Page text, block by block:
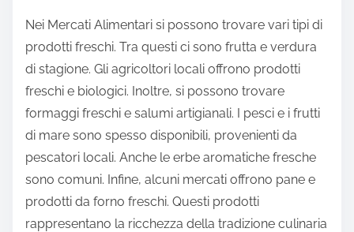
Nei Mercati Alimentari si possono trovare vari tipi di
prodotti freschi. Tra questi ci sono frutta e verdura
di stagione. Gli agricoltori locali offrono prodotti
freschi e biologici. Inoltre, si possono trovare
formaggi freschi e salumi artigianali. I pesci e i frutti
di mare sono spesso disponibili, provenienti da
pescatori locali. Anche le erbe aromatiche fresche
sono comuni. Infine, alcuni mercati offrono pane e
prodotti da forno freschi. Questi prodotti
rappresentano la ricchezza della tradizione culinaria